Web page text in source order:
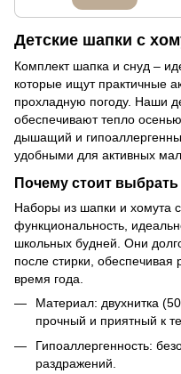
Детские шапки с
Комплект шапка и снуд –
которые ищут практичные
прохладную погоду. Наши
обеспечивают тепло
дышащий и
удобными для активных
Почему стоит
Наборы из шапки и хомута
функциональность,
школьных будней. Они
после стирки,
время года.
Материал: двухнитка
прочный и приятный к
Гипоаллергенность:
раздражений.